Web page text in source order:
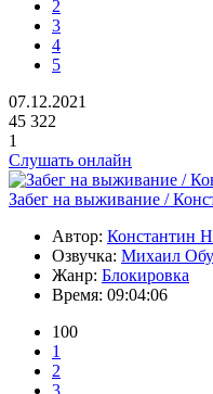
2
3
4
5
07.12.2021
45 322
1
Слушать онлайн
Забег на выживание /
Автор: Константин
Озвучка: Михаил
Жанр: Блокировка
Время: 09:04:06
100
1
2
3